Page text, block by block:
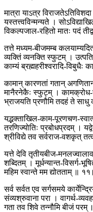
मात्रा याऽत्र
यस्तत्त्वविन्मन्यते ।
विकल्पजाल-रहितो मातः पदं
तत्ते मध्यम-बीजमम्ब
व्यक्तिं व्यनक्ति स्फुटम् ।
काम्यं ब्रह्महरीश्वरादि-विबुधैः
कामान् कारणतां गतान्
मानैरनेकैः स्फुट्म् । कामक्रोध-
भ्राजयति प्रणौमि तदहं ते साधु
यद्भक्ताखिल-काम-पूरणचण-
तरणिज्योतिः प्रबोधप्रदम् ।
श्रीविद्ये तव सर्वराज-वशकृत्
यत्ते देवि तृतीयबीज-
शब्दितम् । मूर्धन्यान्त-विसर्ग-
महिम स्वान्ते मम द्योतताम् ॥
सर्व सर्वत एव सर्गसमये
संव्यश्रुवाना परा । वागर्थ-
गता तव शिवे तन्नौमि बीजं परम्